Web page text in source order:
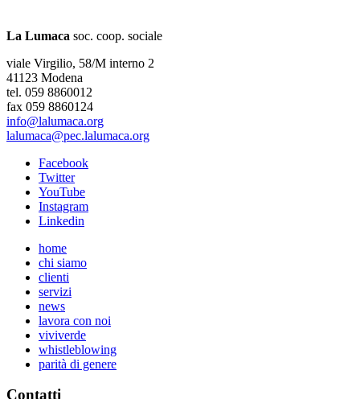
La Lumaca soc. coop. sociale
viale Virgilio, 58/M interno 2
41123 Modena
tel. 059 8860012
fax 059 8860124
info@lalumaca.org
lalumaca@pec.lalumaca.org
Facebook
Twitter
YouTube
Instagram
Linkedin
home
chi siamo
clienti
servizi
news
lavora con noi
viviverde
whistleblowing
parità di genere
Contatti